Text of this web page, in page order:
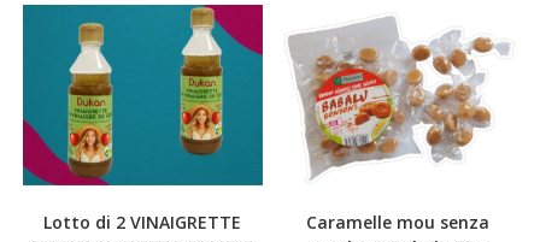
Lotto di 2 VINAIGRETTE
Caramelle mou senza